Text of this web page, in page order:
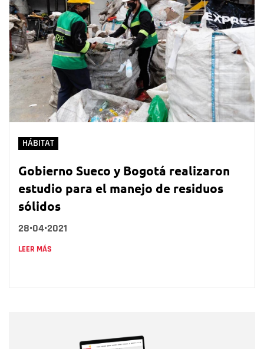
HÁBITAT
Gobierno Sueco y Bogotá realizaron
estudio para el manejo de residuos
sólidos
28•04•2021
LEER MÁS